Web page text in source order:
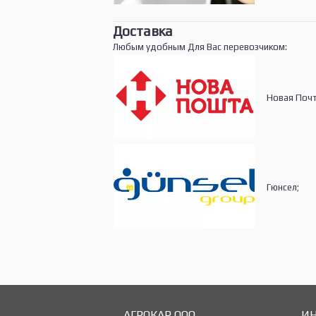
Доставка
Любым удобным Для Вас перевозчиком:
Новая
Гюнсел;